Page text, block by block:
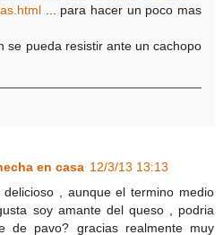
... para hacer un poco mas
se pueda resistir ante un cachopo
en casa 12/3/13 13:13
, aunque el termino medio
soy amante del queso , podria
de pavo? gracias realmente muy